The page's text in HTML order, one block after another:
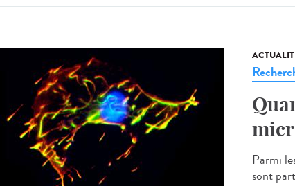
Parmi
sont